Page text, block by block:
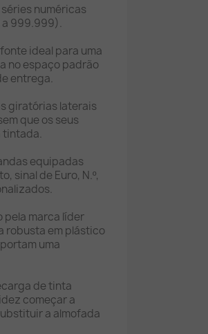
numéricas
a 999.999).
ideal para uma
no espaço padrão
entrega.
giratórias laterais
que os seus
tintada.
equipadas
sinal de Euro, N.º,
pela marca líder
robusta em plástico
uma
de tinta
começar a
a almofada